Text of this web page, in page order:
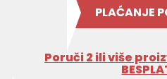
PLAĆANJE
Poruči 2 ili više